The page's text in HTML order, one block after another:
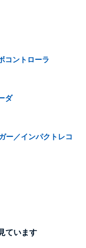
コントローラ
ダ
ー／インパクトレコ
ています